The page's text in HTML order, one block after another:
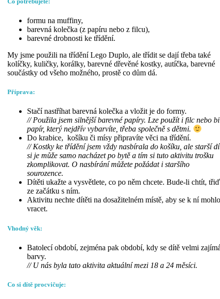
formu na muffiny,
barevná kolečka (z papíru nebo z filcu),
barevné drobnosti ke třídění.
My jsme použili na třídění Lego Duplo, ale třídit se dají třeba také
kolíčky, kuličky, korálky, barevné dřevěné kostky, autíčka, barevné
součástky od všeho možného, prostě co dům dá.
Příprava:
Stačí nastříhat barevná kolečka a vložit je do formy.
// Použila jsem silnější barevné papíry. Lze použít i filc nebo
papír, který nejdřív vybarvíte, třeba společně s dětmi.
Do krabice, košíku či mísy připravíte věci na třídění.
// Kostky ke třídění jsem vždy nasbírala do košíku, ale starší
si je může samo nacházet po bytě a tím si tuto aktivitu trošku
zkomplikovat. O nasbírání můžete požádat i staršího
sourozence.
Dítěti ukažte a vysvětlete, co po něm chcete. Bude-li chtít,
ze začátku s ním.
Aktivitu nechte dítěti na dosažitelném místě, aby se k ní mohlo
vracet.
Vhodný věk:
Batolecí období, zejména pak období, kdy se dítě velmi
barvy.
// U nás byla tato aktivita aktuální mezi 18 a 24 měsíci.
Co si dítě procvičuje: